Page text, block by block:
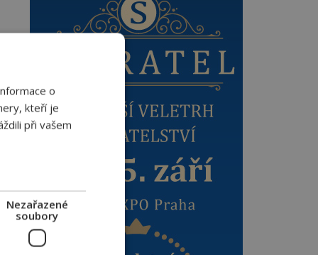
o
kteří je
při vašem
Nezařazené
soubory